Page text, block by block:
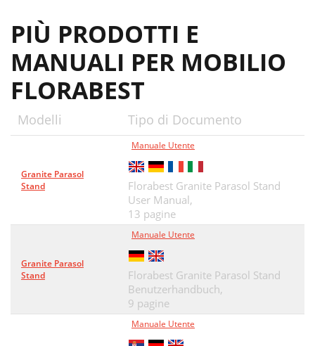
PIÙ PRODOTTI E
MANUALI PER MOBILIO
FLORABEST
Modelli Tipo di Documento
Granite Parasol
Stand
Manuale Utente
Florabest Granite Parasol Stand
User Manual,
13 pagine
Granite Parasol
Stand
Manuale Utente
Florabest Granite Parasol Stand
Benutzerhandbuch,
9 pagine
Manuale Utente